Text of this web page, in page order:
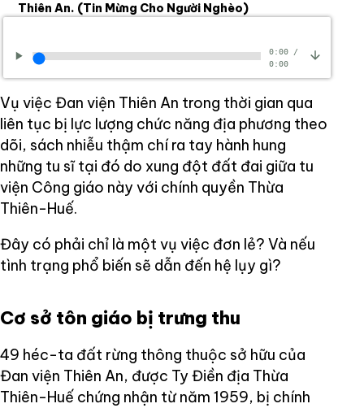
Thiên An. (Tin Mừng Cho Người Nghèo)
0:00/
0:00
Vụ việc Đan viện Thiên An trong thời gian qua
liên tục bị lực lượng chức năng địa phương theo
dõi, sách nhiễu thậm chí ra tay hành hung
những tu sĩ tại đó do xung đột đất đai giữa tu
viện Công giáo này với chính quyền Thừa
Thiên-Huế.
Đây có phải chỉ là một vụ việc đơn lẻ? Và nếu
tình trạng phổ biến sẽ dẫn đến hệ lụy gì?
Cơ sở tôn giáo bị trưng thu
49 héc-ta đất rừng thông thuộc sở hữu của
Đan viện Thiên An, được Ty Điền địa Thừa
Thiên-Huế chứng nhận từ năm 1959, bị chính